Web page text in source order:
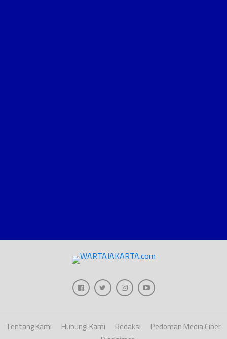
Tentang Kami Hubungi Kami Redaksi
Pedoman Media Ciber